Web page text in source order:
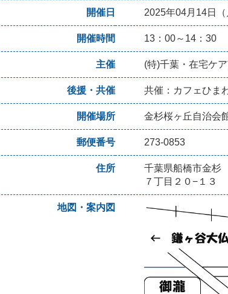
開催日 2025年04月14日（
開催時間 13：00～14：30
主催 (特)千葉・在宅ケ
後援・共催 共催：カフェひま
開催場所 金杉桜ヶ丘自治会
郵便番号 273-0853
住所
千葉県船橋市金杉
７丁目２０−１３
地図・案内図